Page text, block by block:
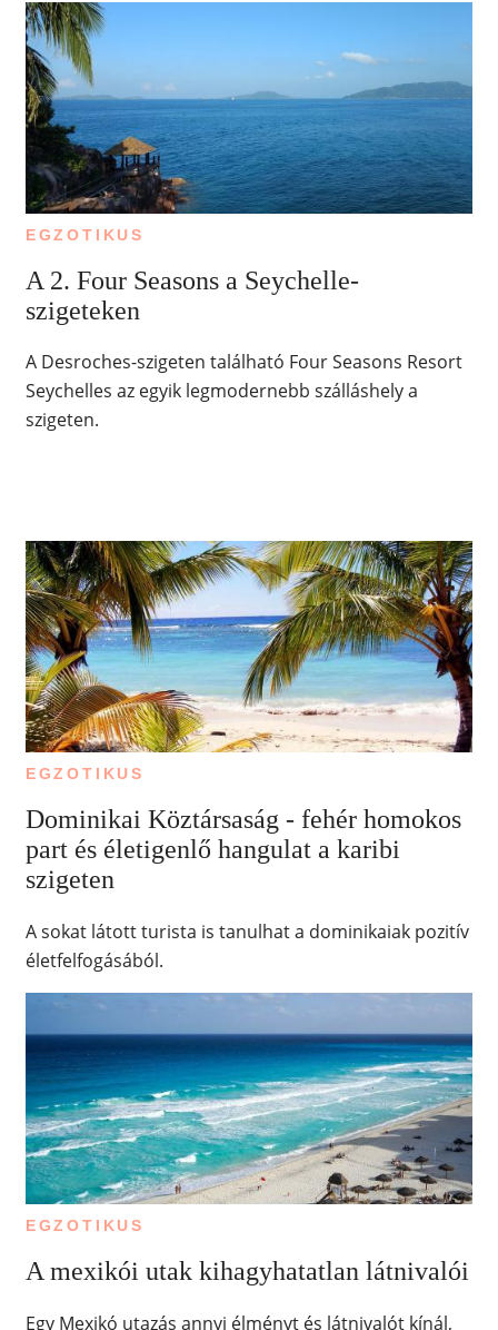
EGZOTIKUS
A 2. Four Seasons a Seychelle-
szigeteken
A Desroches-szigeten található Four Seasons Resort
Seychelles az egyik legmodernebb szálláshely a
szigeten.
EGZOTIKUS
Dominikai Köztársaság - fehér homokos
part és életigenlő hangulat a karibi
szigeten
A sokat látott turista is tanulhat a dominikaiak pozitív
életfelfogásából.
EGZOTIKUS
A mexikói utak kihagyhatatlan látnivalói
Egy Mexikó utazás annyi élményt és látnivalót kínál,